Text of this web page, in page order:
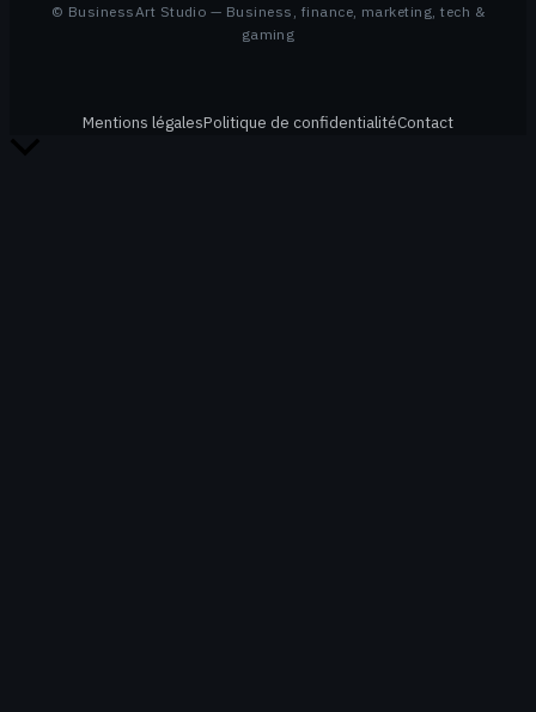
© BusinessArt Studio — Business, finance, marketing, tech &
gaming
Mentions légalesPolitique de confidentialitéContact